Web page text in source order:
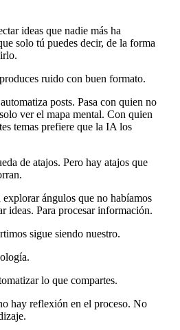
ideas que nadie más ha
solo tú puedes decir, de la forma
ruido con buen formato.
posts. Pasa con quien no
ver el mapa mental. Con quien
temas prefiere que la IA los
de atajos. Pero hay atajos que
ángulos que no habíamos
ideas. Para procesar información.
sigue siendo nuestro.
lo que compartes.
hay reflexión en el proceso. No